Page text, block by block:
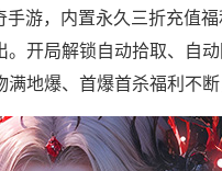
游，内置永久三折充值
。开局解锁自动拾取、自
地爆、首爆首杀福利不